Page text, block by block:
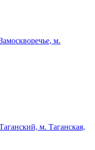
м.
м. Таганская,